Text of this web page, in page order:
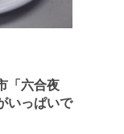
「六合夜
いっぱいで